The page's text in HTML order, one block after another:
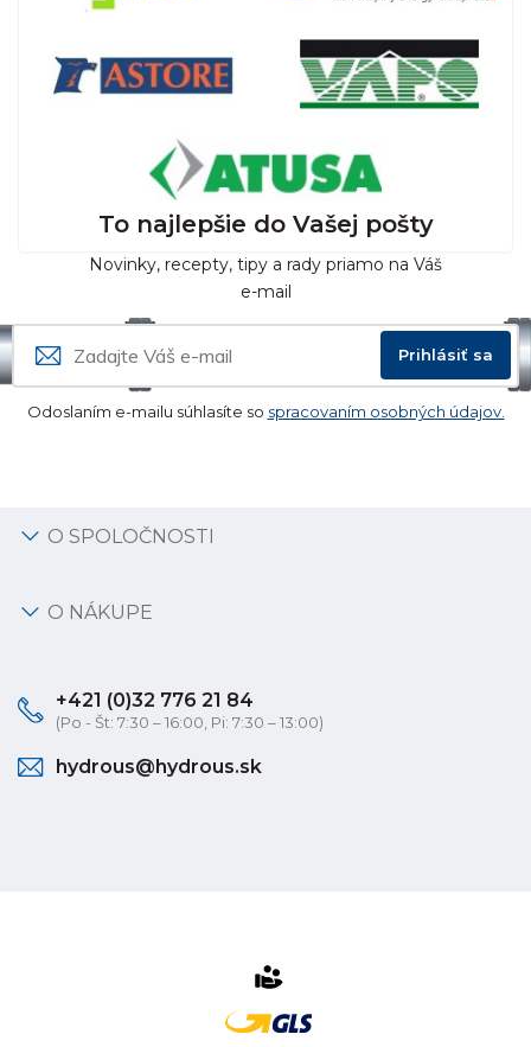
To najlepšie do Vašej pošty
Novinky, recepty, tipy a rady priamo na Váš
e-mail
Prihlásiť sa
Odoslaním e-mailu súhlasíte so spracovaním osobných údajov.
O SPOLOČNOSTI
O NÁKUPE
+421 (0)32 776 21 84
(Po - Št: 7:30 – 16:00, Pi: 7:30 – 13:00)
hydrous@hydrous.sk